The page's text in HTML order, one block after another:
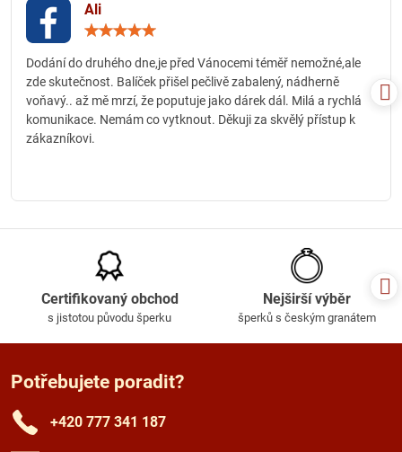
Ali
5
Dodání do druhého dne,je před Vánocemi téměř nemožné,ale
zde skutečnost. Balíček přišel pečlivě zabalený, nádherně
voňavý.. až mě mrzí, že poputuje jako dárek dál. Milá a rychlá
komunikace. Nemám co vytknout. Děkuji za skvělý přístup k
zákazníkovi.
Certifikovaný obchod
s jistotou původu šperku
Nejširší výběr
šperků s českým granátem
Potřebujete poradit?
+420 777 341 187